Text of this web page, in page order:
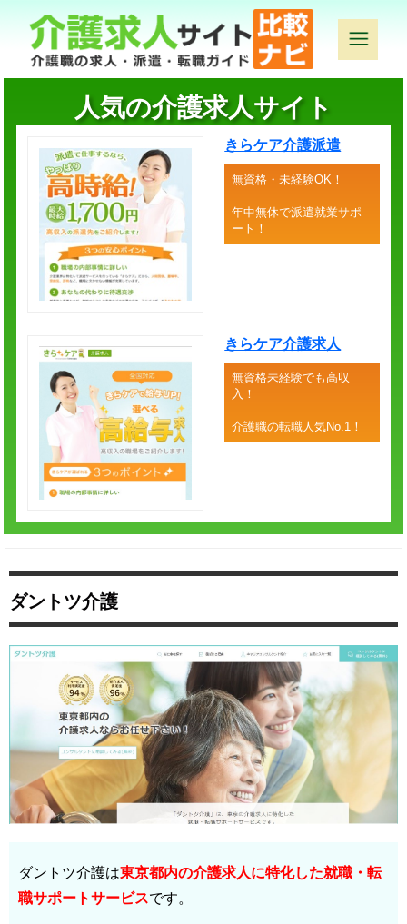
人気の介護求人サイト
きらケア介護派遣
無資格・未経験OK！
年中無休で派遣就業サポ
ート！
きらケア介護求人
無資格未経験でも高収
入！
介護職の転職人気No.1！
ダントツ介護
ダントツ介護は東京都内の介護求人に特化した就職・転
職サポートサービスです。